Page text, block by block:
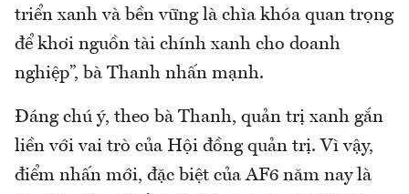
triển xanh và bền vững là chìa khóa quan trọng
để khơi nguồn tài chính xanh cho doanh
nghiệp”, bà Thanh nhấn mạnh.
Đáng chú ý, theo bà Thanh, quản trị xanh gắn
liền với vai trò của Hội đồng quản trị. Vì vậy,
điểm nhấn mới, đặc biệt của AF6 năm nay là